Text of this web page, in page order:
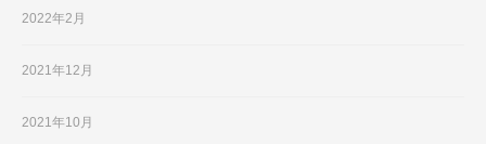
2022年2月
2021年12月
2021年10月